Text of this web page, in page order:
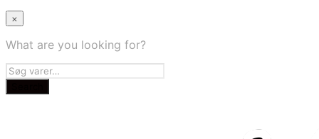
×
What are you looking for?